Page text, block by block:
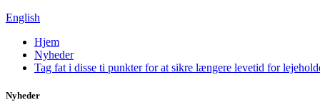
English
Hjem
Nyheder
Tag fat i disse ti punkter for at sikre længere levetid for
Nyheder